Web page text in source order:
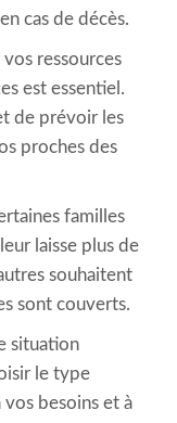
cas de décès.
vos ressources
est essentiel.
de prévoir les
proches des
familles
laisse plus de
souhaitent
sont couverts.
situation
le type
vos besoins et à